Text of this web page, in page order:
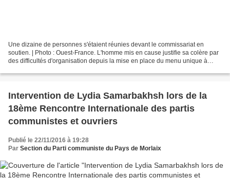
Une dizaine de personnes s'étaient réunies devant le commissariat en
soutien. | Photo : Ouest-France. L'homme mis en cause justifie sa colère par
des difficultés d'organisation depuis la mise en place du menu unique à
Intervention de Lydia Samarbakhsh lors de la
18ème Rencontre Internationale des partis
communistes et ouvriers
Publié le 22/11/2016 à 19:28
Par Section du Parti communiste du Pays de Morlaix